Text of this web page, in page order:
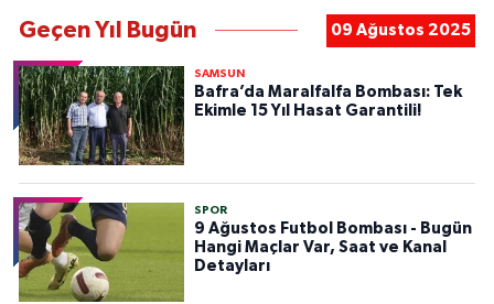
Geçen Yıl Bugün 09 Ağustos 2025
SAMSUN
Bafra’da Maralfalfa Bombası: Tek
Ekimle 15 Yıl Hasat Garantili!
SPOR
9 Ağustos Futbol Bombası - Bugün
Hangi Maçlar Var, Saat ve Kanal
Detayları